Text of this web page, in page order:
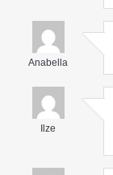
Anabella
Ilze